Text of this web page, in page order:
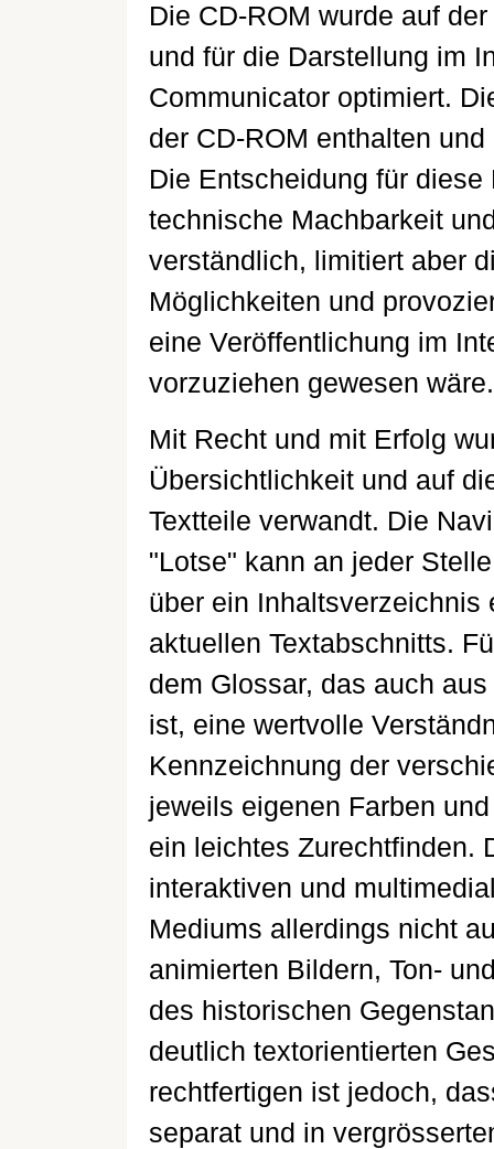
Die CD-ROM wurde auf
und für die Darstellung im
Communicator optimiert.
der CD-ROM enthalten
Die Entscheidung für
technische Machbarkeit
verständlich, limitiert aber
Möglichkeiten und
eine Veröffentlichung im
vorzuziehen gewesen wäre.
Mit Recht und mit Erfolg
Übersichtlichkeit und auf
Textteile verwandt. Die
"Lotse" kann an jeder
über ein Inhaltsverzeichnis
aktuellen Textabschnitts.
dem Glossar, das auch
ist, eine wertvolle
Kennzeichnung der
jeweils eigenen Farben
ein leichtes Zurechtfinden.
interaktiven und
Mediums allerdings nicht
animierten Bildern, Ton-
des historischen
deutlich textorientierten
rechtfertigen ist jedoch,
separat und in